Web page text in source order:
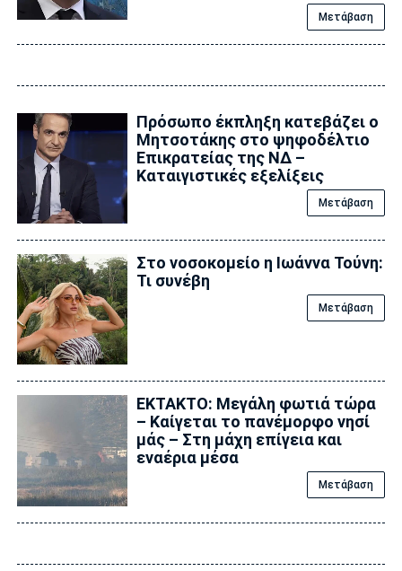
Μετάβαση
Πρόσωπο έκπληξη κατεβάζει ο
Μητσοτάκης στο ψηφοδέλτιο
Επικρατείας της ΝΔ –
Καταιγιστικές εξελίξεις
Μετάβαση
Στο νοσοκομείο η Ιωάννα Τούνη:
Τι συνέβη
Μετάβαση
ΕΚΤΑΚΤΟ: Μεγάλη φωτιά τώρα
– Καίγεται το πανέμορφο νησί
μάς – Στη μάχη επίγεια και
εναέρια μέσα
Μετάβαση